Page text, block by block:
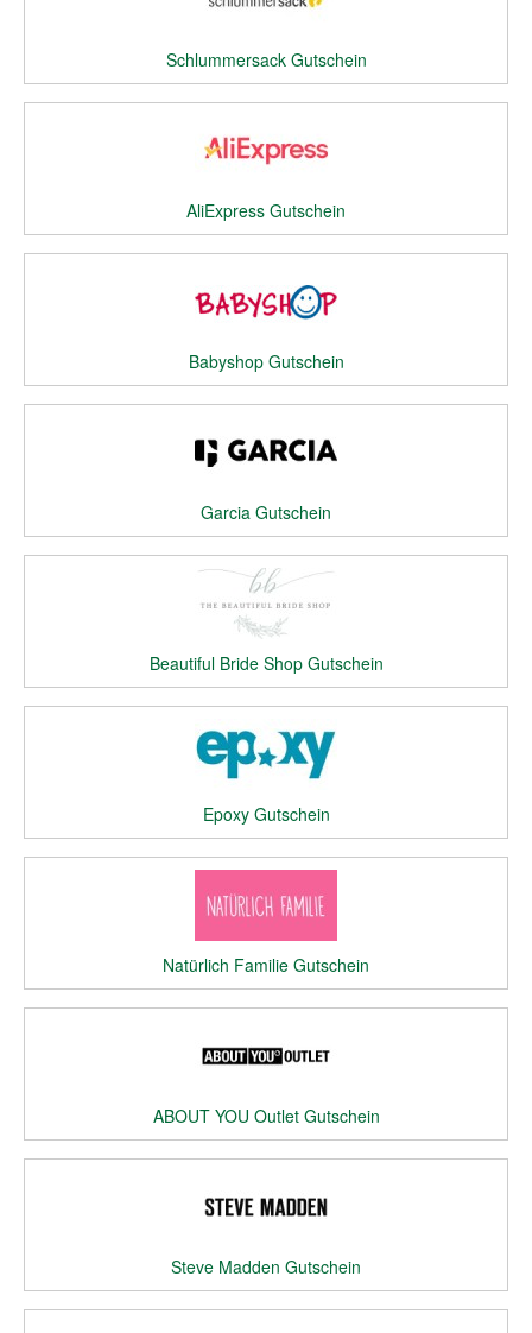
Schlummersack Gutschein
AliExpress Gutschein
Babyshop Gutschein
Garcia Gutschein
Beautiful Bride Shop Gutschein
Epoxy Gutschein
Natürlich Familie Gutschein
ABOUT YOU Outlet Gutschein
Steve Madden Gutschein